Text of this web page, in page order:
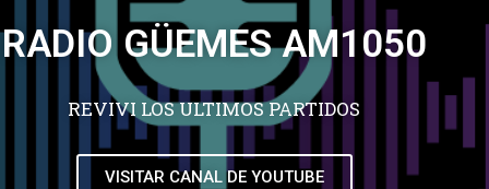
RADIO GÜEMES AM1050
REVIVI LOS ULTIMOS PARTIDOS
VISITAR CANAL DE YOUTUBE